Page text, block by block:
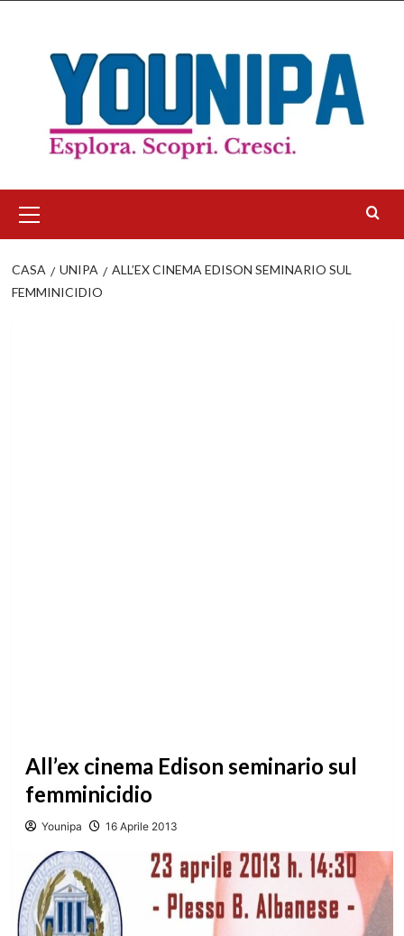
contenuto
principale
CASA UNIPA
ALL’EX CINEMA EDISON SEMINARIO SUL
FEMMINICIDIO
All’ex cinema Edison seminario sul
femminicidio
Younipa 16 Aprile 2013